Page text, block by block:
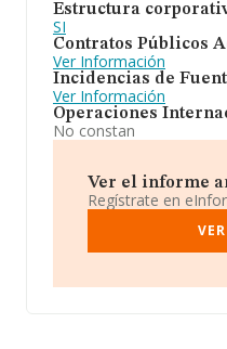
Estructura
SI
Contratos Públicos
Ver Información
Incidencias de
Ver Información
Operaciones
No constan
Ver el informe
Regístrate en